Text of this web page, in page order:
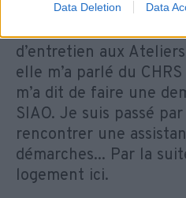
Data Deletion Data
insertion
m’a d’abord aidé à
d’entretien aux
elle m’a parlé du
m’a dit de faire une
SIAO. Je suis passé
rencontrer une
démarches... Par la
logement ici.